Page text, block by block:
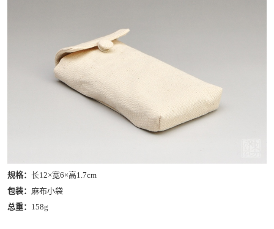
规格： 长12×宽6×高1.7cm
包装： 麻布小袋
总重： 158g